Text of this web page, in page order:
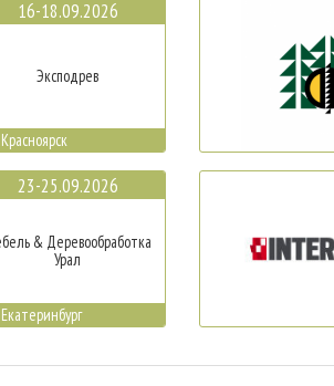
16-18.09.2026
Эксподрев
Красноярск
23-25.09.2026
& Деревообработка
Урал
Екатеринбург